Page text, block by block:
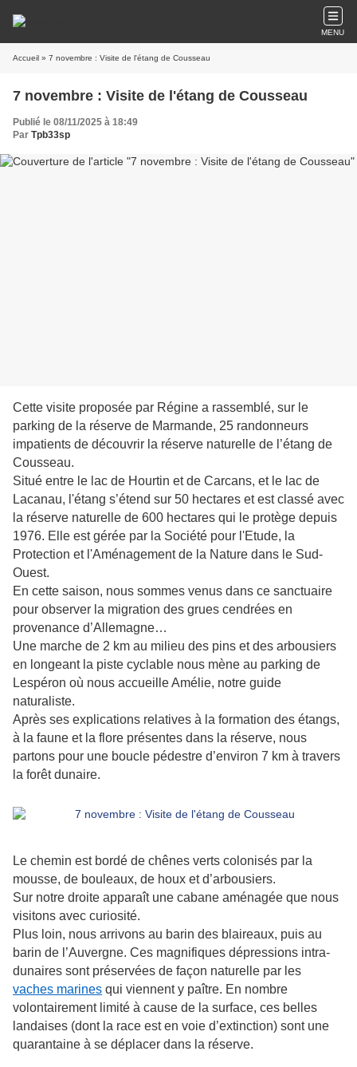
MENU
Accueil » 7 novembre : Visite de l'étang de Cousseau
7 novembre : Visite de l'étang de Cousseau
Publié le 08/11/2025 à 18:49
Par Tpb33sp
Cette visite proposée par Régine a rassemblé, sur le
parking de la réserve de Marmande, 25 randonneurs
impatients de découvrir la réserve naturelle de l’étang de
Cousseau.
Situé entre le lac de Hourtin et de Carcans, et le lac de
Lacanau, l'étang s’étend sur 50 hectares et est classé avec
la réserve naturelle de 600 hectares qui le protège depuis
1976. Elle est gérée par la Société pour l'Etude, la
Protection et l'Aménagement de la Nature dans le Sud-
Ouest.
En cette saison, nous sommes venus dans ce sanctuaire
pour observer la migration des grues cendrées en
provenance d’Allemagne…
Une marche de 2 km au milieu des pins et des arbousiers
en longeant la piste cyclable nous mène au parking de
Lespéron où nous accueille Amélie, notre guide
naturaliste.
Après ses explications relatives à la formation des étangs,
à la faune et la flore présentes dans la réserve, nous
partons pour une boucle pédestre d’environ 7 km à travers
la forêt dunaire.
Le chemin est bordé de chênes verts colonisés par la
mousse, de bouleaux, de houx et d’arbousiers.
Sur notre droite apparaît une cabane aménagée que nous
visitons avec curiosité.
Plus loin, nous arrivons au barin des blaireaux, puis au
barin de l’Auvergne. Ces magnifiques dépressions intra-
dunaires sont préservées de façon naturelle par les
vaches marines qui viennent y paître. En nombre
volontairement limité à cause de la surface, ces belles
landaises (dont la race est en voie d’extinction) sont une
quarantaine à se déplacer dans la réserve.